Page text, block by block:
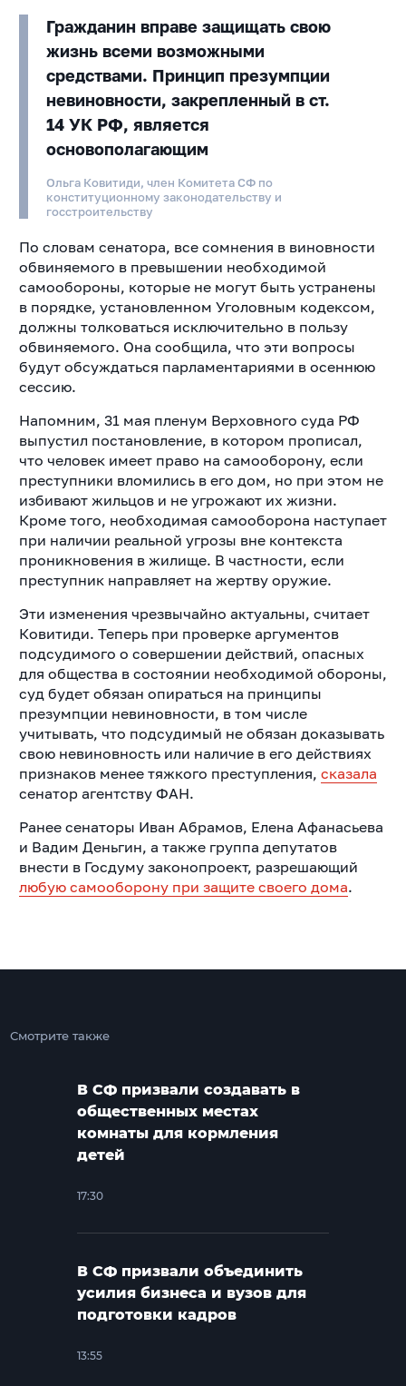
Гражданин вправе защищать свою
жизнь всеми возможными
средствами. Принцип презумпции
невиновности, закрепленный в ст.
14 УК РФ, является
основополагающим
Ольга Ковитиди, член Комитета СФ по
конституционному законодательству и
госстроительству
По словам сенатора, все сомнения в виновности
обвиняемого в превышении необходимой
самообороны, которые не могут быть устранены
в порядке, установленном Уголовным кодексом,
должны толковаться исключительно в пользу
обвиняемого. Она сообщила, что эти вопросы
будут обсуждаться парламентариями в осеннюю
сессию.
Напомним, 31 мая пленум Верховного суда РФ
выпустил постановление, в котором прописал,
что человек имеет право на самооборону, если
преступники вломились в его дом, но при этом не
избивают жильцов и не угрожают их жизни.
Кроме того, необходимая самооборона наступает
при наличии реальной угрозы вне контекста
проникновения в жилище. В частности, если
преступник направляет на жертву оружие.
Эти изменения чрезвычайно актуальны, считает
Ковитиди. Теперь при проверке аргументов
подсудимого о совершении действий, опасных
для общества в состоянии необходимой обороны,
суд будет обязан опираться на принципы
презумпции невиновности, в том числе
учитывать, что подсудимый не обязан доказывать
свою невиновность или наличие в его действиях
признаков менее тяжкого преступления, сказала
сенатор агентству ФАН.
Ранее сенаторы Иван Абрамов, Елена Афанасьева
и Вадим Деньгин, а также группа депутатов
внести в Госдуму законопроект, разрешающий
любую самооборону при защите своего дома.
Смотрите также
В СФ призвали создавать в
общественных местах
комнаты для кормления
детей
17:30
В СФ призвали объединить
усилия бизнеса и вузов для
подготовки кадров
13:55